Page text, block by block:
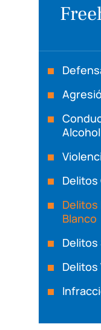
Alcohol
Delitos
Delitos
Blanco
Delitos